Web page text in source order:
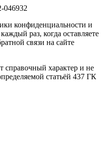
046932
конфиденциальности и
раз, когда оставляете
связи на сайте
справочный характер и не
статьёй 437 ГК